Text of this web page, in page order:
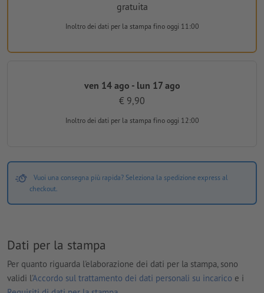
gratuita
Inoltro dei dati per la stampa fino oggi 11:00
ven 14 ago - lun 17 ago
€ 9,90
Inoltro dei dati per la stampa fino oggi 12:00
Vuoi una consegna più rapida? Seleziona la spedizione express al
checkout.
Dati per la stampa
Per quanto riguarda l'elaborazione dei dati per la stampa, sono
validi l'Accordo sul trattamento dei dati personali su incarico e i